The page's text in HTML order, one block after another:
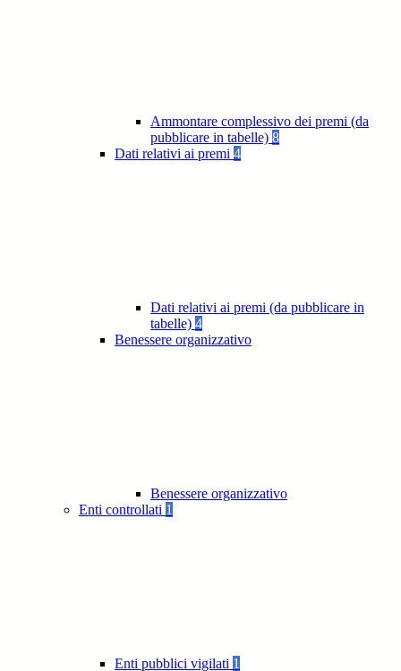
Ammontare complessivo dei premi (da
pubblicare in tabelle) 8
Dati relativi ai premi 4
Dati relativi ai premi (da pubblicare in
tabelle) 4
Benessere organizzativo
Benessere organizzativo
Enti controllati 1
Enti pubblici vigilati 1